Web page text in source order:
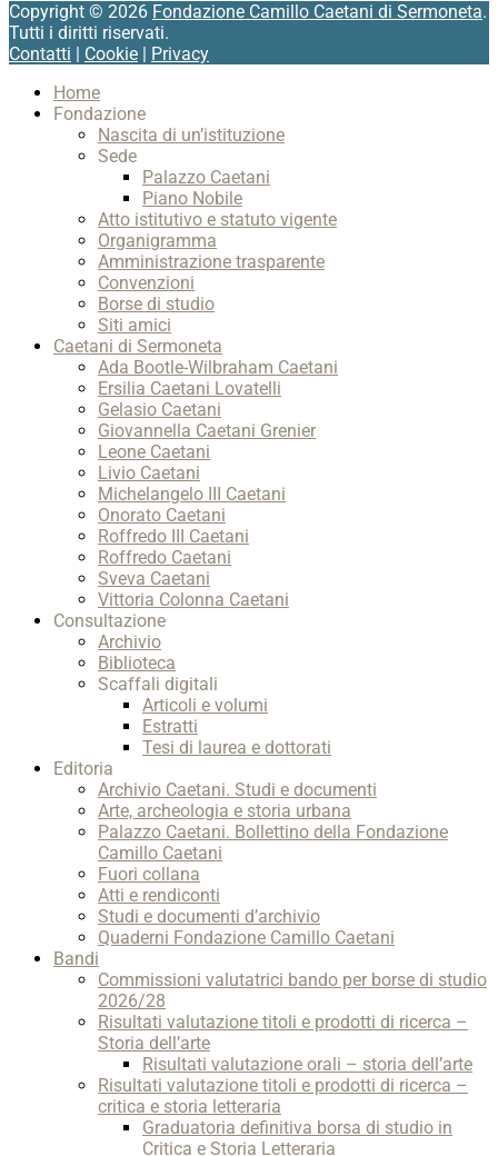
Copyright © 2026 Fondazione Camillo Caetani di Sermoneta.
Tutti i diritti riservati.
Contatti
Cookie
Privacy
Home
Fondazione
Nascita di un’istituzione
Sede
Palazzo Caetani
Piano Nobile
Atto istitutivo e statuto vigente
Organigramma
Amministrazione trasparente
Convenzioni
Borse di studio
Siti amici
Caetani di Sermoneta
Ada Bootle-Wilbraham Caetani
Ersilia Caetani Lovatelli
Gelasio Caetani
Giovannella Caetani Grenier
Leone Caetani
Livio Caetani
Michelangelo III Caetani
Onorato Caetani
Roffredo III Caetani
Roffredo Caetani
Sveva Caetani
Vittoria Colonna Caetani
Consultazione
Archivio
Biblioteca
Scaffali digitali
Articoli e volumi
Estratti
Tesi di laurea e dottorati
Editoria
Archivio Caetani. Studi e documenti
Arte, archeologia e storia urbana
Palazzo Caetani. Bollettino della Fondazione
Camillo Caetani
Fuori collana
Atti e rendiconti
Studi e documenti d’archivio
Quaderni Fondazione Camillo Caetani
Bandi
Commissioni valutatrici bando per borse di studio
2026/28
Risultati valutazione titoli e prodotti di ricerca –
Storia dell’arte
Risultati valutazione orali – storia dell’arte
Risultati valutazione titoli e prodotti di ricerca –
critica e storia letteraria
Graduatoria definitiva borsa di studio in
Critica e Storia Letteraria